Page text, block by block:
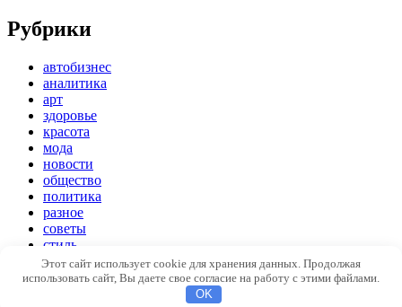
Рубрики
автобизнес
аналитика
арт
здоровье
красота
мода
новости
общество
политика
разное
советы
стиль
экономика
Модный стиль. Все права защищены
Этот сайт использует cookie для хранения данных. Продолжая
использовать сайт, Вы даете свое согласие на работу с этими файлами.
OK